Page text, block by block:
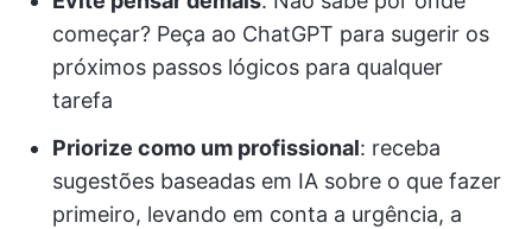
começar? Peça ao ChatGPT para sugerir os
próximos passos lógicos para qualquer
tarefa
Priorize como um profissional: receba
sugestões baseadas em IA sobre o que fazer
primeiro, levando em conta a urgência, a